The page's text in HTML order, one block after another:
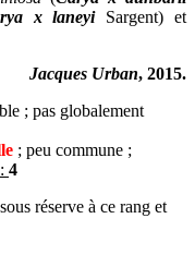
x laneyi
Sargent) et
Jacques Urban, 2015.
; pas globalement
; peu commune ;
4
réserve à ce rang et